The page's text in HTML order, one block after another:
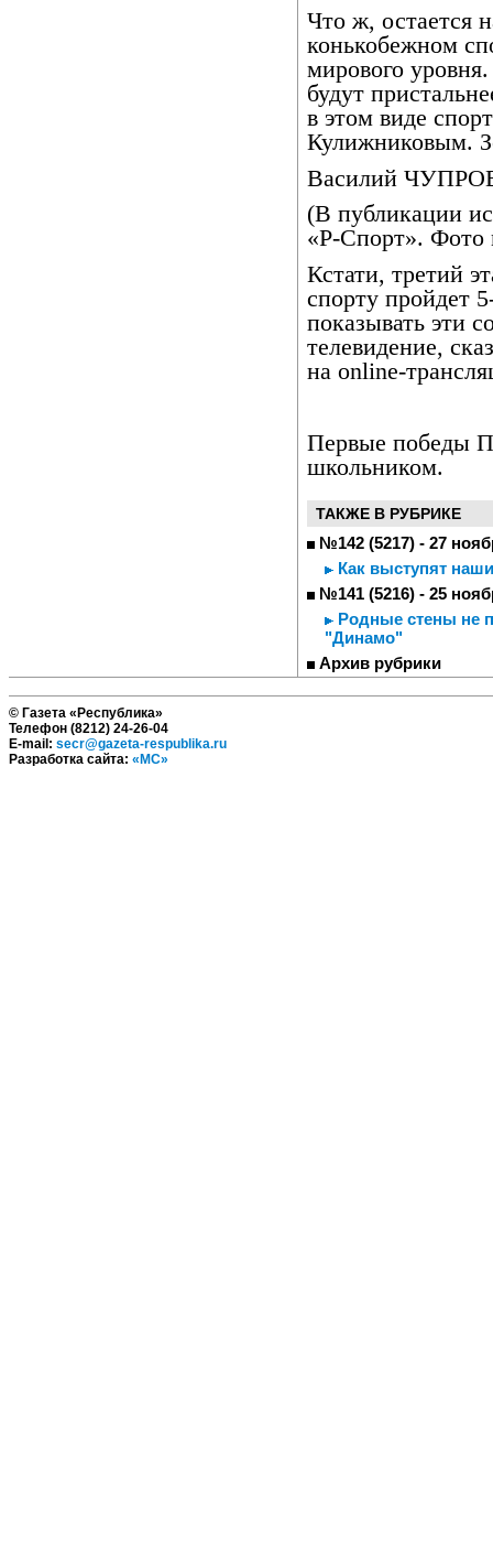
Что ж, остается
конькобежном
мирового
будут
в этом виде
Кулижниковым.
Василий
(В публикации
«Р-Спорт». Фото
Кстати, третий
спорту пройдет
показывать эти
телевидение,
на online-
Первые победы
школьником.
ТАКЖЕ В РУБРИКЕ
№142 (5217) - 27
Как выступят
№141 (5216) - 25
Родные стены не
"Динамо"
Архив рубрики
© Газета «Республика»
Телефон (8212) 24-26-04
E-mail: secr@gazeta-respublika.ru
Разработка сайта: «МС»